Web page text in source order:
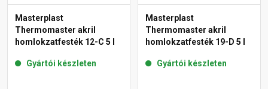
Masterplast
Thermomaster akril
homlokzatfesték 12-C 5 l
Gyártói készleten
Masterplast
Thermomaster akril
homlokzatfesték 19-D 5 l
Gyártói készleten